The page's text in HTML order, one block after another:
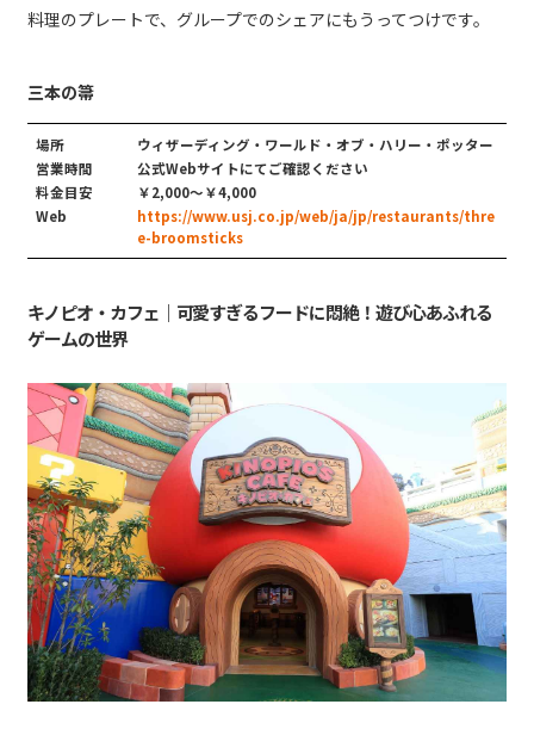
料理のプレートで、グループでのシェアにもうってつけです。
三本の箒
場所
ウィザーディング・ワールド・オブ・ハリー・ポッター
営業時間
公式Webサイトにてご確認ください
料金目安
￥2,000〜￥4,000
Web
https://www.usj.co.jp/web/ja/jp/restaurants/thre
e-broomsticks
キノピオ・カフェ｜可愛すぎるフードに悶絶！遊び心あふれる
ゲームの世界